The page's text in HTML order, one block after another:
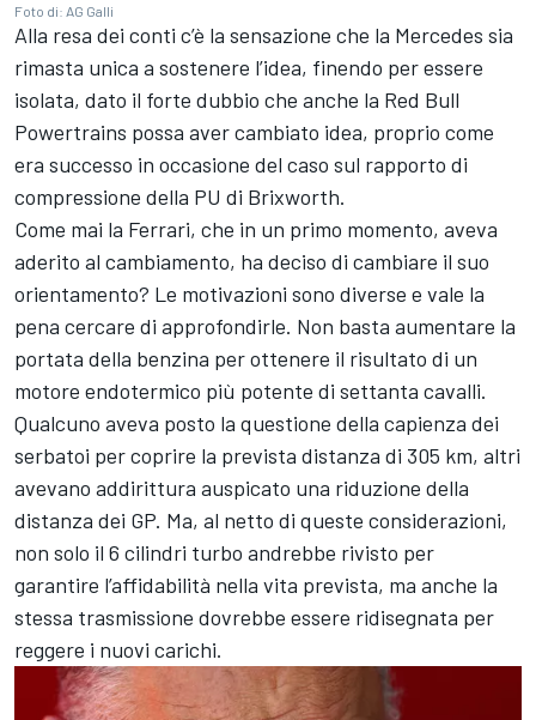
Foto di: AG Galli
Alla resa dei conti c’è la sensazione che la Mercedes sia
rimasta unica a sostenere l’idea, finendo per essere
isolata, dato il forte dubbio che anche la Red Bull
Powertrains possa aver cambiato idea, proprio come
era successo in occasione del caso sul rapporto di
compressione della PU di Brixworth.
Come mai la Ferrari, che in un primo momento, aveva
aderito al cambiamento, ha deciso di cambiare il suo
orientamento? Le motivazioni sono diverse e vale la
pena cercare di approfondirle. Non basta aumentare la
portata della benzina per ottenere il risultato di un
motore endotermico più potente di settanta cavalli.
Qualcuno aveva posto la questione della capienza dei
serbatoi per coprire la prevista distanza di 305 km, altri
avevano addirittura auspicato una riduzione della
distanza dei GP. Ma, al netto di queste considerazioni,
non solo il 6 cilindri turbo andrebbe rivisto per
garantire l’affidabilità nella vita prevista, ma anche la
stessa trasmissione dovrebbe essere ridisegnata per
reggere i nuovi carichi.